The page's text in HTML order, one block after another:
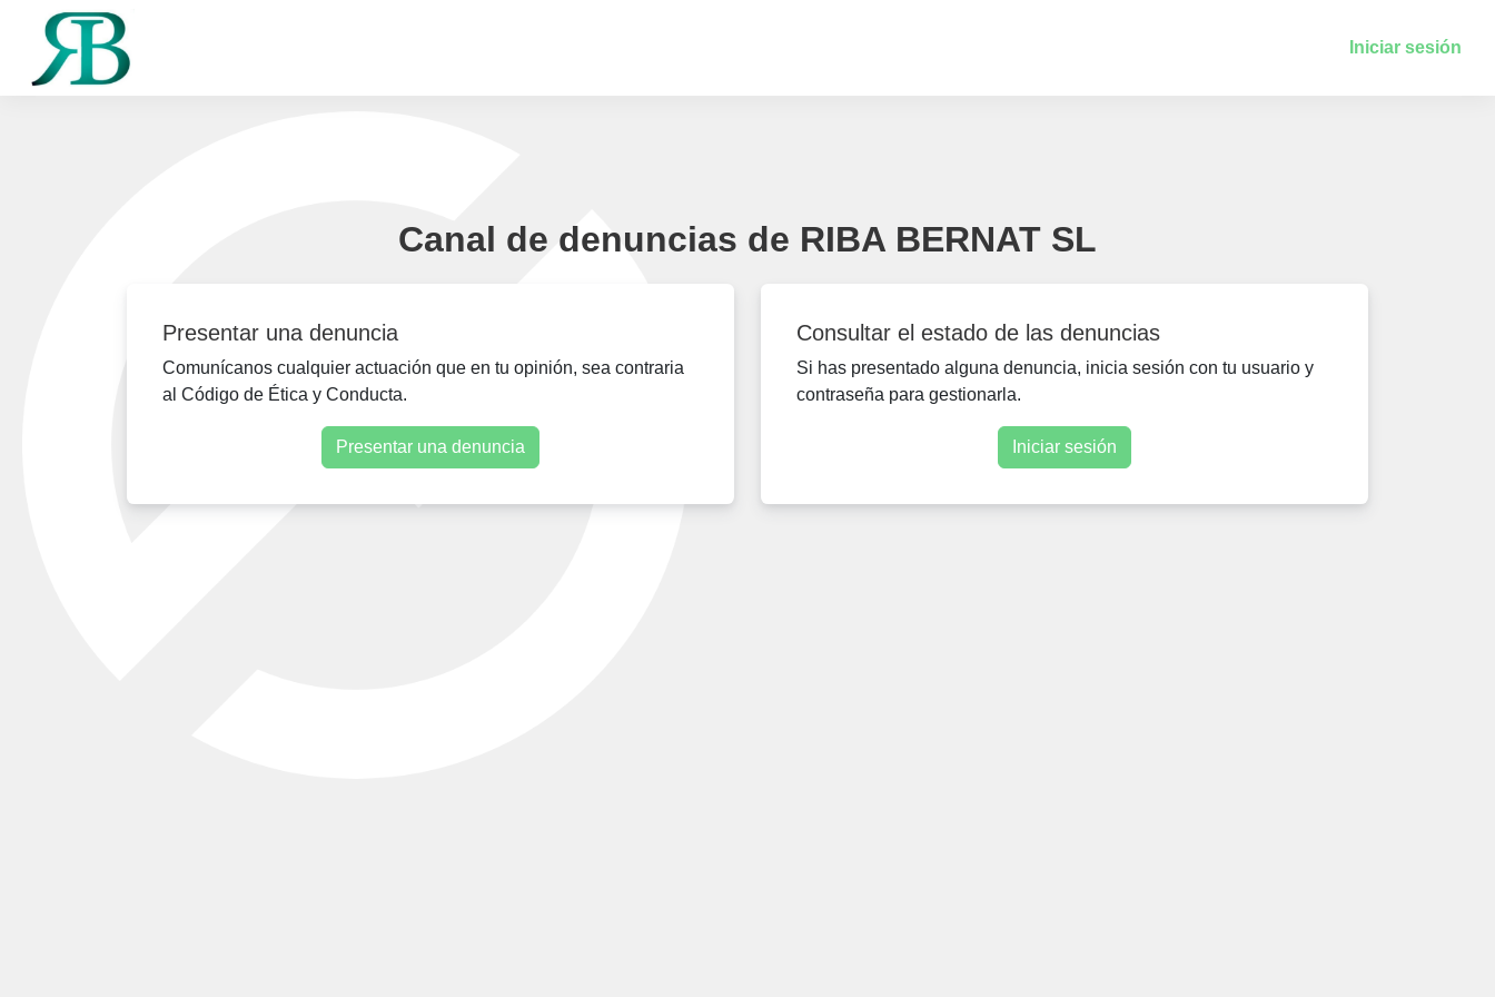
Iniciar sesión
Canal de denuncias de RIBA BERNAT SL
Presentar una denuncia
Comunícanos cualquier actuación que en tu opinión, sea contraria
al Código de Ética y Conducta.
Presentar una denuncia
Consultar el estado de las denuncias
Si has presentado alguna denuncia, inicia sesión con tu usuario y
contraseña para gestionarla.
Iniciar sesión